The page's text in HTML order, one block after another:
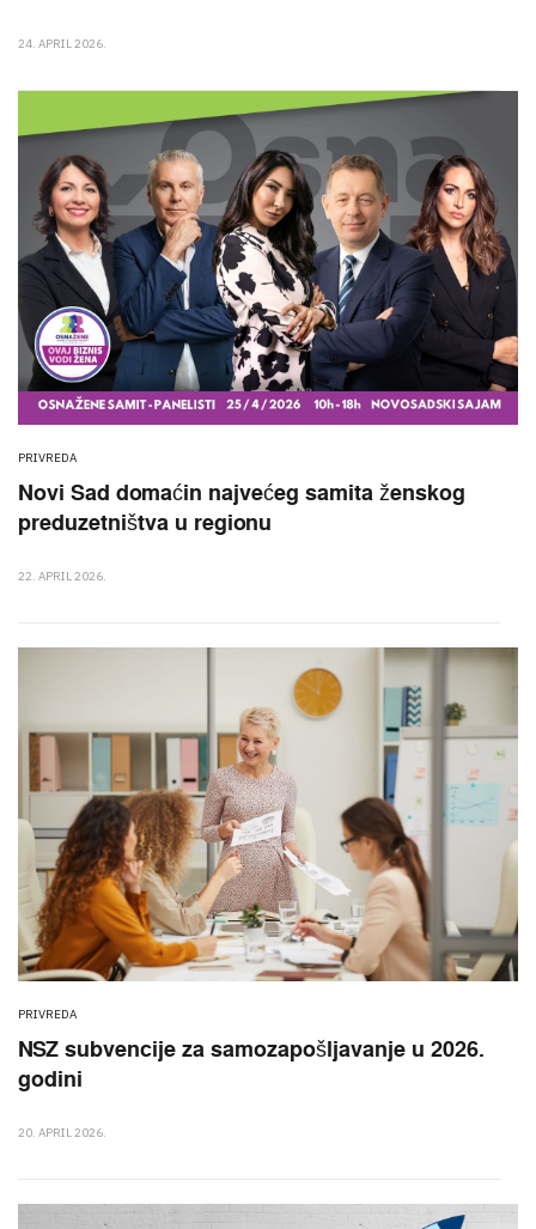
24. APRIL 2026.
PRIVREDA
Novi Sad domaćin najvećeg samita ženskog
preduzetništva u regionu
22. APRIL 2026.
PRIVREDA
NSZ subvencije za samozapošljavanje u 2026.
godini
20. APRIL 2026.